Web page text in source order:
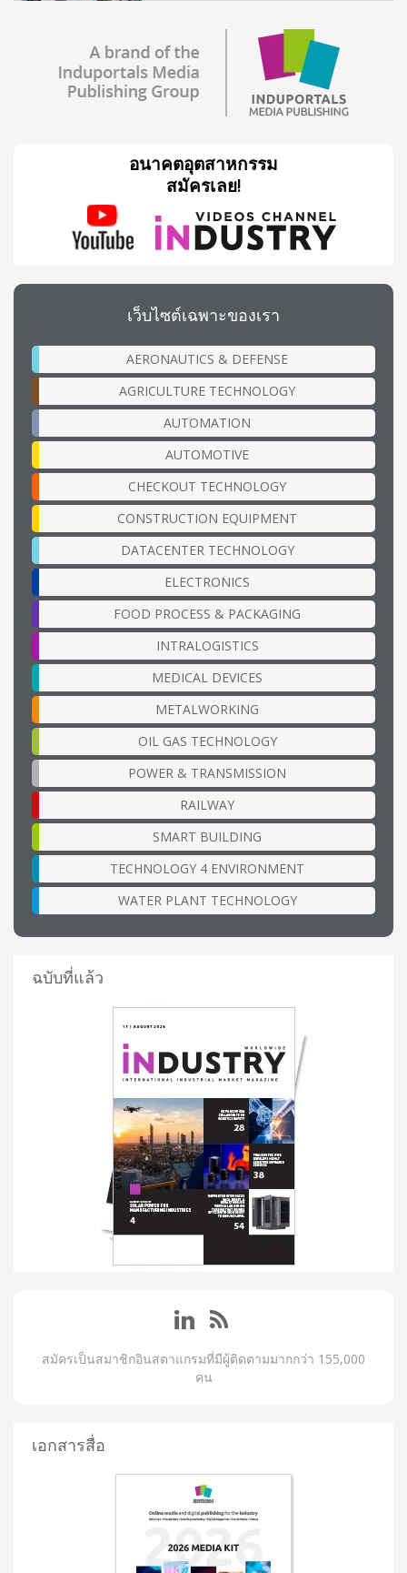
อนาคตอุตสาหกรรม
สมัครเลย!
เว็บไซต์เฉพาะของเรา
AERONAUTICS & DEFENSE
AGRICULTURE TECHNOLOGY
AUTOMATION
AUTOMOTIVE
CHECKOUT TECHNOLOGY
CONSTRUCTION EQUIPMENT
DATACENTER TECHNOLOGY
ELECTRONICS
FOOD PROCESS & PACKAGING
INTRALOGISTICS
MEDICAL DEVICES
METALWORKING
OIL GAS TECHNOLOGY
POWER & TRANSMISSION
RAILWAY
SMART BUILDING
TECHNOLOGY 4 ENVIRONMENT
WATER PLANT TECHNOLOGY
ฉบับที่แล้ว
สมัครเป็นสมาชิกอินสตาแกรมที่มีผู้ติดตามมากกว่า 155,000
คน
เอกสารสื่อ